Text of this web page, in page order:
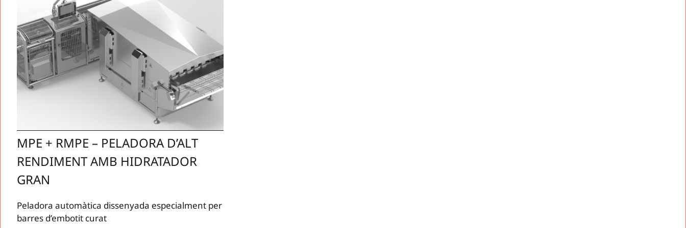
MPE + RMPE – PELADORA D’ALT
RENDIMENT AMB HIDRATADOR
GRAN
Peladora automàtica dissenyada especialment per
barres d’embotit curat